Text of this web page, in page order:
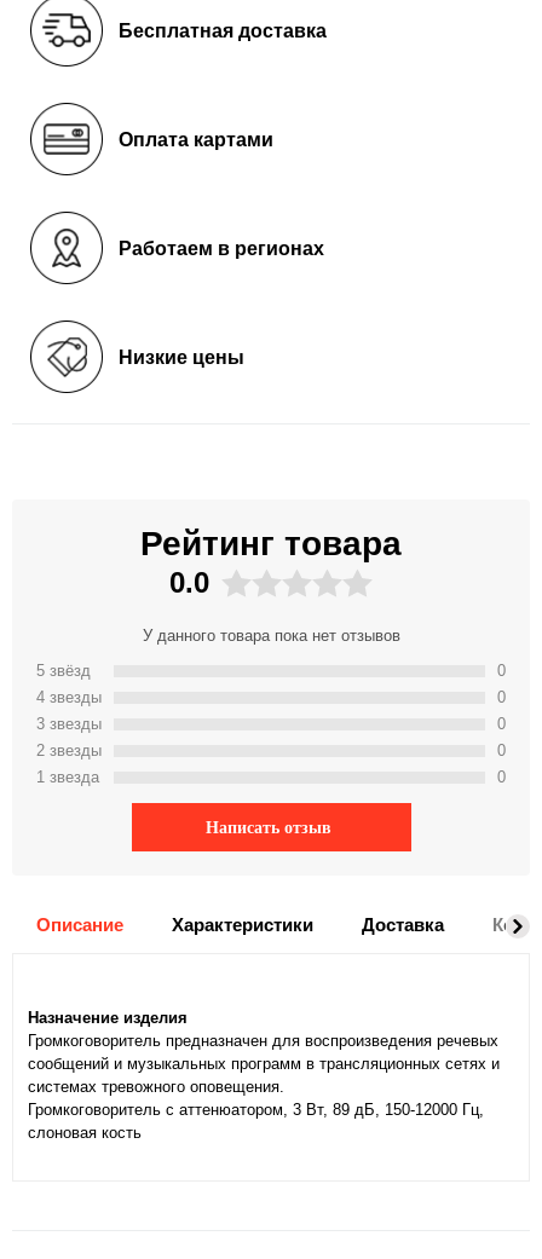
Бесплатная доставка
Оплата картами
Работаем в регионах
Низкие цены
Рейтинг товара
0.0
У данного товара пока нет отзывов
5 звёзд
4 звeзды
3 звeзды
2 звeзды
1 звeзда
0
0
0
0
0
Написать отзыв
Описание Характеристики Доставка
Назначение изделия
Громкоговоритель предназначен для воспроизведения речевых
сообщений и музыкальных программ в трансляционных сетях и
системах тревожного оповещения.
Громкоговоритель с аттенюатором, 3 Вт, 89 дБ, 150-12000 Гц,
слоновая кость